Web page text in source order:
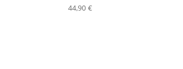
44,90€